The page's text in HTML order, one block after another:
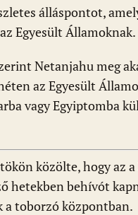
álláspontot,
Egyesült Államoknak.
Netanjahu meg
az Egyesült
vagy Egyiptomba
közölte, hogy az
hetekben behívót
a toborzó központban.